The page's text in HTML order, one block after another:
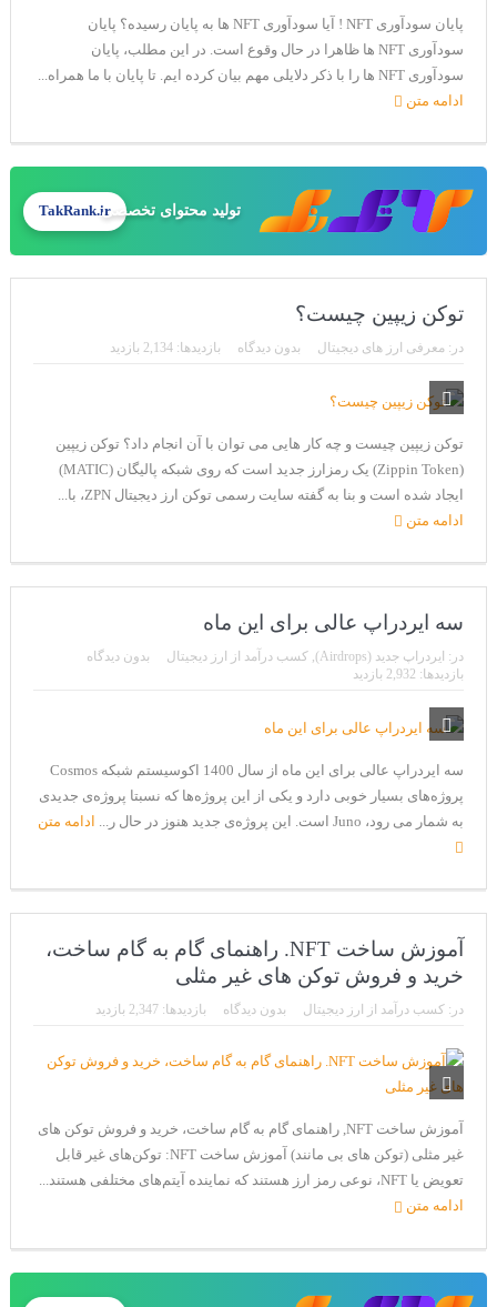
پایان سودآوری NFT ! آیا سودآوری NFT ها به پایان رسیده؟ پایان
سودآوری NFT ها ظاهرا در حال وقوع است. در این مطلب، پایان
سودآوری NFT ها را با ذکر دلایلی مهم بیان کرده ایم. تا پایان با ما همراه...
ادامه متن
تولید محتوای تخصصیTakRank.ir
توکن زیپین چیست؟
در: معرفی ارز های دیجیتال بدون دیدگاه بازدیدها: 2,134 بازدید
توکن زیپین چیست و چه کار هایی می توان با آن انجام داد؟ توکن زیپین
(Zippin Token) یک رمزارز جدید است که روی شبکه پالیگان (MATIC)
ایجاد شده است و بنا به گفته سایت رسمی توکن ارز دیجیتال ZPN، با...
ادامه متن
سه ایردراپ عالی برای این ماه
در: ایردراپ جدید (Airdrops) , کسب درآمد از ارز دیجیتال
بدون دیدگاه
بازدیدها: 2,932 بازدید
سه ایردراپ عالی برای این ماه از سال 1400 اکوسیستم شبکه‌ Cosmos
پروژه‌های بسیار خوبی دارد و یکی از این پروژه‌ها که نسبتا پروژه‌ی جدیدی
به شمار می رود، Juno است. این پروژه‌ی جدید هنوز در حال ر...
ادامه متن
آموزش ساخت NFT. راهنمای گام به گام ساخت،
خرید و فروش توکن های غیر مثلی
در: کسب درآمد از ارز دیجیتال بدون دیدگاه بازدیدها: 2,347 بازدید
آموزش ساخت NFT, راهنمای گام به گام ساخت، خرید و فروش توکن های
غیر مثلی (توکن های بی مانند) آموزش ساخت NFT: توکن‌های غیر قابل
تعویض یا NFT، نوعی رمز ارز هستند که نماینده آیتم‌های مختلفی هستند...
ادامه متن